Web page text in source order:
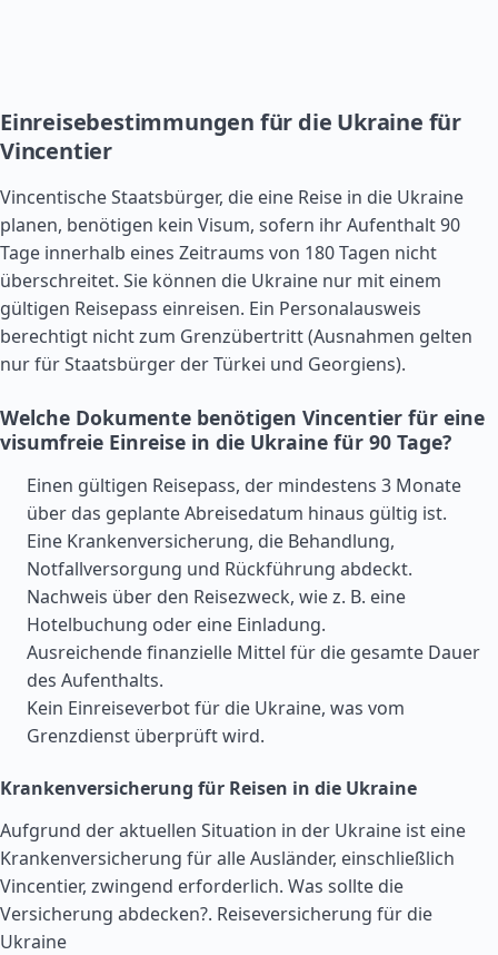
Einreisebestimmungen für die Ukraine für
Vincentier
Vincentische Staatsbürger, die eine Reise in die Ukraine
planen, benötigen kein Visum, sofern ihr Aufenthalt 90
Tage innerhalb eines Zeitraums von 180 Tagen nicht
überschreitet. Sie können die Ukraine nur mit einem
gültigen Reisepass einreisen. Ein Personalausweis
berechtigt nicht zum Grenzübertritt (Ausnahmen gelten
nur für Staatsbürger derTürkei und Georgiens).
Welche Dokumente benötigen Vincentier für eine
visumfreie Einreise in die Ukraine für 90 Tage?
Einen gültigen Reisepass, der mindestens 3 Monate
über das geplante Abreisedatum hinaus gültig ist.
Eine Krankenversicherung, die Behandlung,
Notfallversorgung und Rückführung abdeckt.
Nachweis über den Reisezweck, wie z. B. eine
Hotelbuchung oder eine Einladung.
Ausreichende finanzielle Mittel für die gesamte Dauer
des Aufenthalts.
Kein Einreiseverbot für die Ukraine, was vom
Grenzdienst überprüft wird.
Krankenversicherung für Reisen in die Ukraine
Aufgrund der aktuellen Situation in der Ukraine ist eine
Krankenversicherung für alle Ausländer, einschließlich
Vincentier, zwingend erforderlich. Was sollte die
Versicherung abdecken?. Reiseversicherung für die
Ukraine